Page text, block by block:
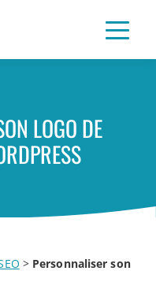
LOGO DE
> Personnaliser son